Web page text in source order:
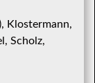
Klostermann,
Scholz,